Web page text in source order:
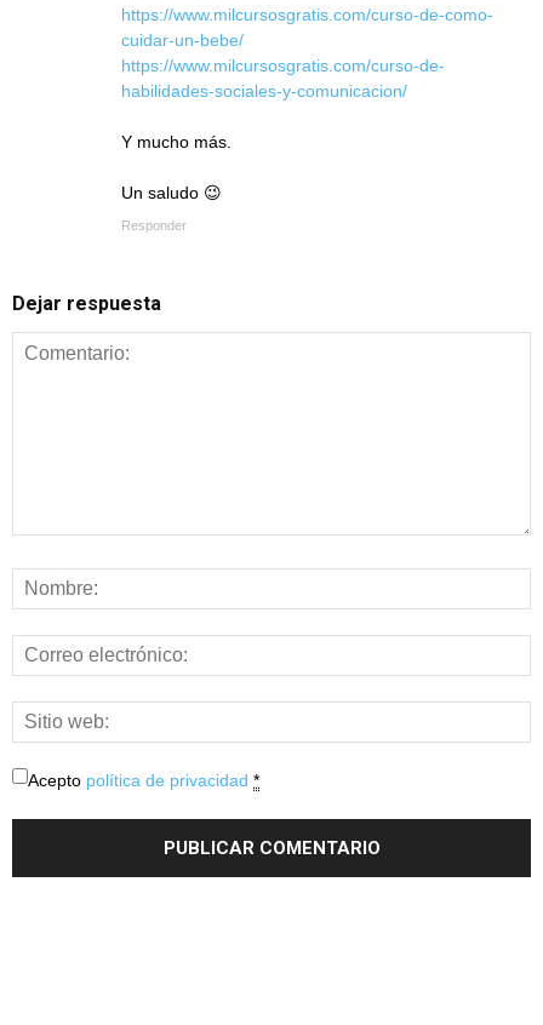
https://www.milcursosgratis.com/curso-de-como-
cuidar-un-bebe/
https://www.milcursosgratis.com/curso-de-
habilidades-sociales-y-comunicacion/
Y mucho más.
Un saludo 😉
Responder
Dejar respuesta
Acepto política de privacidad *